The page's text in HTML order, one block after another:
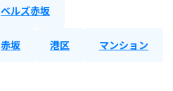
ベルズ赤坂
赤坂 港区 マンション